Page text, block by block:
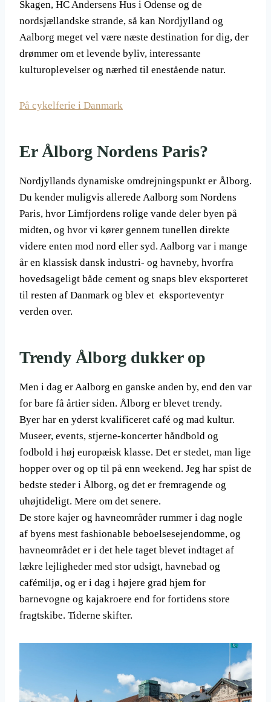
Skagen, HC Andersens Hus i Odense og de
nordsjællandske strande, så kan Nordjylland og
Aalborg meget vel være næste destination for dig, der
drømmer om et levende byliv, interessante
kulturoplevelser og nærhed til enestående natur.
På cykelferie i Danmark
Er Ålborg Nordens Paris?
Nordjyllands dynamiske omdrejningspunkt er Ålborg.
Du kender muligvis allerede Aalborg som Nordens
Paris, hvor Limfjordens rolige vande deler byen på
midten, og hvor vi kører gennem tunellen direkte
videre enten mod nord eller syd. Aalborg var i mange
år en klassisk dansk industri- og havneby, hvorfra
hovedsageligt både cement og snaps blev eksporteret
til resten af Danmark og blev et eksporteventyr
verden over.
Trendy Ålborg dukker op
Men i dag er Aalborg en ganske anden by, end den var
for bare få årtier siden. Ålborg er blevet trendy.
Byer har en yderst kvalificeret café og mad kultur.
Museer, events, stjerne-koncerter håndbold og
fodbold i høj europæisk klasse. Det er stedet, man lige
hopper over og op til på enn weekend. Jeg har spist de
bedste steder i Ålborg, og det er fremragende og
uhøjtideligt. Mere om det senere.
De store kajer og havneområder rummer i dag nogle
af byens mest fashionable beboelsesejendomme, og
havneområdet er i det hele taget blevet indtaget af
lækre lejligheder med stor udsigt, havnebad og
cafémiljø, og er i dag i højere grad hjem for
barnevogne og kajakroere end for fortidens store
fragtskibe. Tiderne skifter.